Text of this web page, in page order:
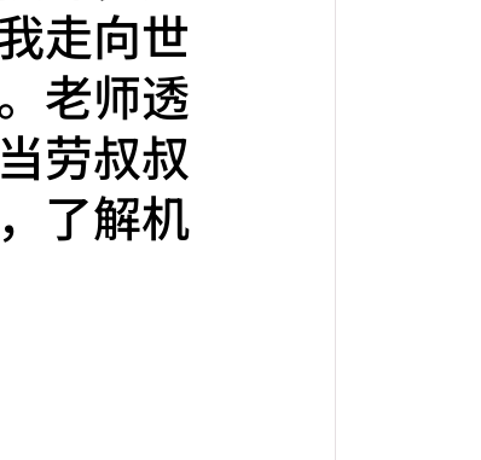
走向世
老师透
劳叔叔
了解机